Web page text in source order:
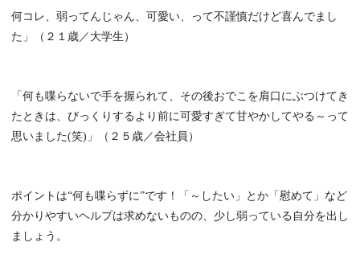
何コレ、弱ってんじゃん、可愛い、って不謹慎だけど喜んでまし
た」（２１歳／大学生）
「何も喋らないで手を握られて、その後おでこを肩口にぶつけてき
たときは、びっくりするより前に可愛すぎて甘やかしてやる～って
思いました(笑)」（２５歳／会社員）
ポイントは“何も喋らずに”です！「～したい」とか「慰めて」など
分かりやすいヘルプは求めないものの、少し弱っている自分を出し
ましょう。